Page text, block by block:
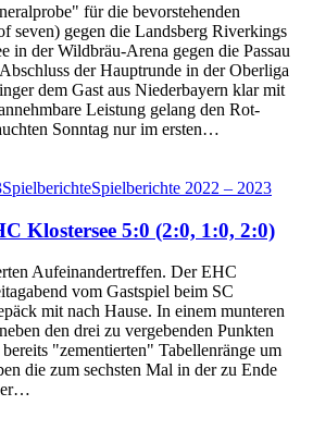
für die bevorstehenden
seven) gegen die Landsberg Riverkings
in der Wildbräu-Arena gegen die Passau
der Hauptrunde in der Oberliga
dem Gast aus Niederbayern klar mit
Leistung gelang den Rot-
Sonntag nur im ersten…
SpielberichteSpielberichte 2022 – 2023
Klostersee 5:0 (2:0, 1:0, 2:0)
Aufeinandertreffen. Der EHC
vom Gastspiel beim SC
mit nach Hause. In einem munteren
den drei zu vergebenden Punkten
"zementierten" Tabellenränge um
die zum sechsten Mal in der zu Ende